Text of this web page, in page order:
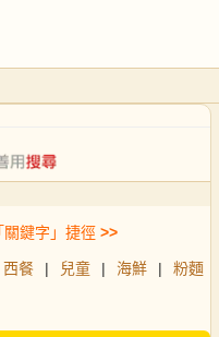
鍵字」捷徑 >>
西餐 | 兒童 | 海鮮 |
粉麵